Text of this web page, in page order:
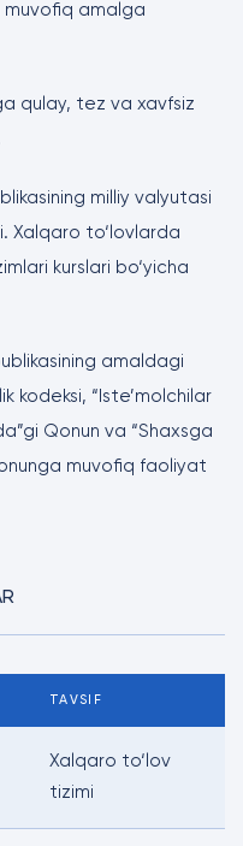
amalga
qulay, tez va xavfsiz
milliy valyutasi
Xalqaro to‘lovlarda
kurslari bo‘yicha
amaldagi
kodeksi, “Iste’molchilar
Qonun va “Shaxsga
muvofiq faoliyat
TAVSIF
Xalqaro to‘lov
tizimi